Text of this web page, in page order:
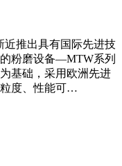
近推出具有国际先进技
粉磨设备—MTW系列
基础，采用欧洲先进
度、性能可…